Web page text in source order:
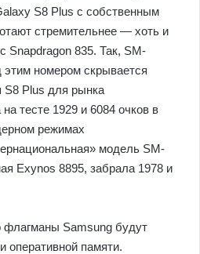
S8 Plus с собственным
стремительнее — хоть и
Snapdragon 835. Так, SM-
номером скрывается
S8 Plus для рынка
тесте 1929 и 6084 очков в
режимах
модель SM-
Exynos 8895, забрала 1978 и
флагманы Samsung будут
оперативной памяти.